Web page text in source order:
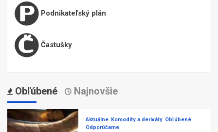
Podnikateľský plán
Častušky
Obľúbené Najnovšie
Aktuálne Komodity a deriváty Obľúbené
Odporúčame